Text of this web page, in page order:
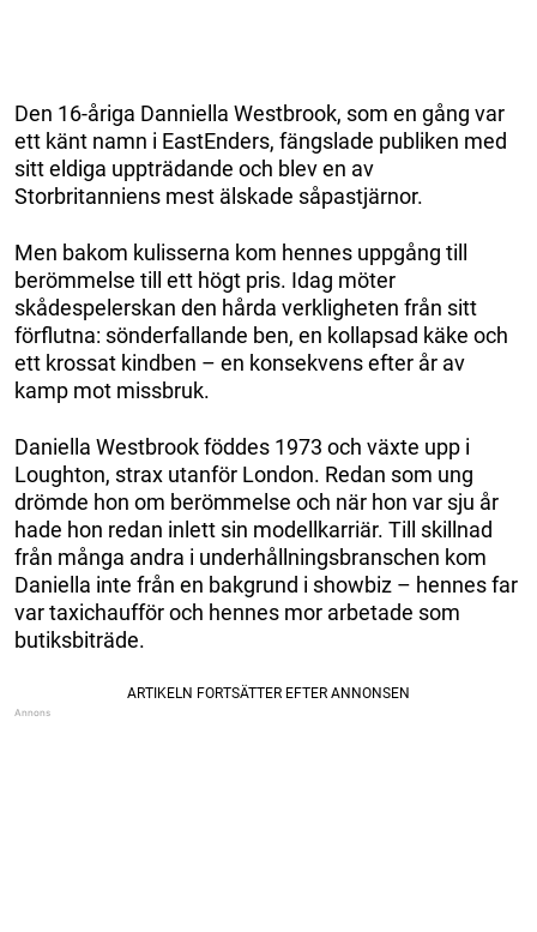
Den 16-åriga Danniella Westbrook, som en gång var
ett känt namn i EastEnders, fängslade publiken med
sitt eldiga uppträdande och blev en av
Storbritanniens mest älskade såpastjärnor.
Men bakom kulisserna kom hennes uppgång till
berömmelse till ett högt pris. Idag möter
skådespelerskan den hårda verkligheten från sitt
förflutna: sönderfallande ben, en kollapsad käke och
ett krossat kindben – en konsekvens efter år av
kamp mot missbruk.
Daniella Westbrook föddes 1973 och växte upp i
Loughton, strax utanför London. Redan som ung
drömde hon om berömmelse och när hon var sju år
hade hon redan inlett sin modellkarriär. Till skillnad
från många andra i underhållningsbranschen kom
Daniella inte från en bakgrund i showbiz – hennes far
var taxichaufför och hennes mor arbetade som
butiksbiträde.